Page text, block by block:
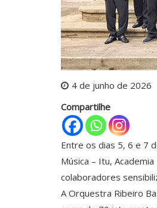
4 de junho de 2026
Compartilhe
Entre os dias 5, 6 e 7
Música – Itu,
colaboradores
A Orquestra Ribeiro